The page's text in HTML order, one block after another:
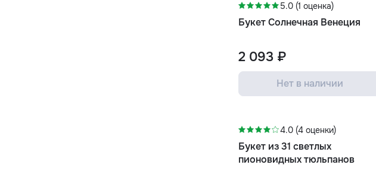
5.0 (1 оценка)
Букет Солнечная Венеция
2 093 ₽
Нет в наличии
4.0 (4 оценки)
Букет из 31 светлых
пионовидных тюльпанов